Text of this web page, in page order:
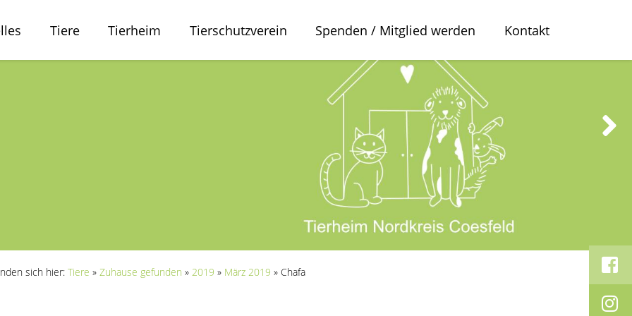
Tiere Tierheim Tierschutzverein Spenden / Mitglied werden Kontakt
sich hier: Tiere » Zuhause gefunden » 2019 » März 2019 » Chafa